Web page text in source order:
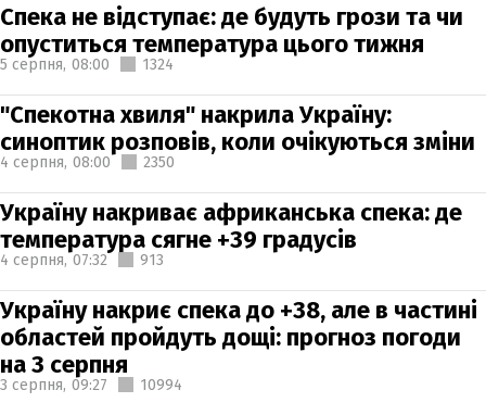
Спека не відступає: де будуть грози та чи
опуститься температура цього тижня
5 серпня, 08:00 1324
"Спекотна хвиля" накрила Україну:
синоптик розповів, коли очікуються зміни
4 серпня, 08:00 2350
Україну накриває африканська спека: де
температура сягне +39 градусів
4 серпня, 07:32 913
Україну накриє спека до +38, але в частині
областей пройдуть дощі: прогноз погоди
на 3 серпня
3 серпня, 09:27 10994